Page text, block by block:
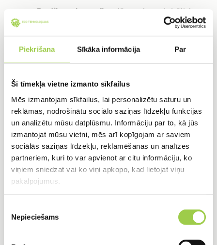
Piekrišana Sīkāka informācija Par
Šī tīmekļa vietne izmanto sīkfailus
Mēs izmantojam sīkfailus, lai personalizētu saturu un
reklāmas, nodrošinātu sociālo saziņas līdzekļu funkcijas
un analizētu mūsu datplūsmu. Informāciju par to, kā jūs
izmantojat mūsu vietni, mēs arī kopīgojam ar saviem
sociālās saziņas līdzekļu, reklamēšanas un analīzes
partneriem, kuri to var apvienot ar citu informāciju, ko
viņiem sniedzat vai ko viņi apkopo, kad lietojat viņu
pakalpojumus.
izvēle
Nepieciešams
Septiķa apkope:
Regulāra apkope ir būtiska,
lai nodrošinātu septiķa pareizu darbību un
novērstu problēmas. Tā ietver nogulšņu
izvešanu, filtrēšanas sistēmas tīrīšanu un
biopreparātu izmantošanu.
Alternatīvas apsvēršana:
populārs risinājums, apsveriet arī citus
variantus, piemēram, bioloģiskās attīrīšanas
iekārtas (bio kanalizācija). Tā var nodrošināt
augstāku attīrīšanas pakāpi un ērtāku apkopi.
Atcerieties:Septiķis ir ilgtermiņa ieguldījums, tāpēc
izvēlieties gudri un sadarbojieties ar profesionāļiem,
lai nodrošinātu drošu un efektīvu notekūdeņu
apsaimniekošanu savā mājā.